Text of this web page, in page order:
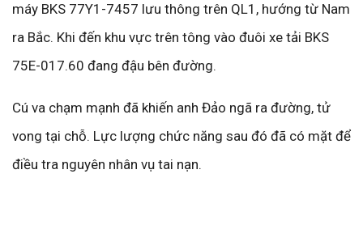
máy BKS 77Y1-7457 lưu thông trên QL1, hướng từ Nam
ra Bắc. Khi đến khu vực trên tông vào đuôi xe tải BKS
75E-017.60 đang đậu bên đường.
Cú va chạm mạnh đã khiến anh Đảo ngã ra đường, tử
vong tại chỗ. Lực lượng chức năng sau đó đã có mặt để
điều tra nguyên nhân vụ tai nạn.